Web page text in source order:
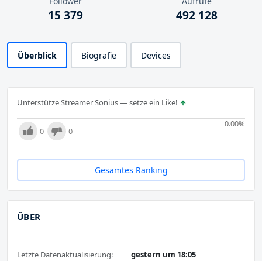
15 379 492 128
Überblick Biografie Devices
Unterstütze Streamer Sonius — setze ein Like!
0.00%
0 0
Gesamtes Ranking
ÜBER
Letzte Datenaktualisierung:
gestern um 18:05